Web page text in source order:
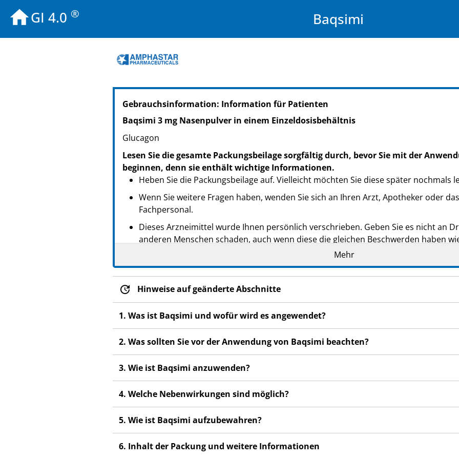
GI 4.0 ® Baqsimi
PZN: 15998145
PPN: 111599814544
NTIN: 04150159981456
PPN: 111599902176
NTIN: 04150159990212
Gebrauchsinformation: Information für Patienten
Baqsimi 3 mg Nasenpulver in einem Einzeldosisbehältnis
Glucagon
Lesen Sie die gesamte Packungsbeilage sorgfältig durch, bevor Sie mit der
beginnen, denn sie enthält wichtige Informationen.
Heben Sie die Packungsbeilage auf. Vielleicht möchten Sie diese später nochmals
Wenn Sie weitere Fragen haben, wenden Sie sich an Ihren Arzt, Apotheker oder
Fachpersonal.
Dieses Arzneimittel wurde Ihnen persönlich verschrieben. Geben Sie es nicht an
anderen Menschen schaden, auch wenn diese die gleichen Beschwerden haben
Wenn Sie Nebenwirkungen bemerken, wenden Sie sich an Ihren Arzt, Apotheker
Fachpersonal. Dies gilt auch für Nebenwirkungen, die nicht in dieser
Mehr
Hinweise auf geänderte Abschnitte
1. Was ist Baqsimi und wofür wird es angewendet?
2. Was sollten Sie vor der Anwendung von Baqsimi beachten?
3. Wie ist Baqsimi anzuwenden?
4. Welche Nebenwirkungen sind möglich?
5. Wie ist Baqsimi aufzubewahren?
6. Inhalt der Packung und weitere Informationen